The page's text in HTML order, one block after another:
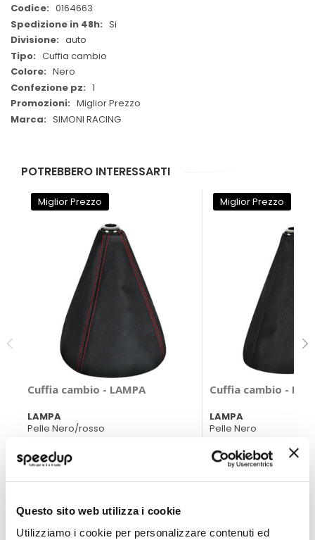
Questo sito web utilizza i cookie
Utilizziamo i cookie per personalizzare contenuti ed
Maggiori
Informazioni
0164663
Si
auto
Cuffia cambio
Nero
1
Miglior Prezzo
SIMONI RACING
POTREBBERO INTERESSARTI
Miglior Prezzo
Cuffia cambio - LAMPA
LAMPA
Pelle Nero/rosso
Prezzo
21,75 €
Miglior Prezzo
Cuffia cambio -
LAMPA
Pelle Nero
Prezzo
21,75 € -22%